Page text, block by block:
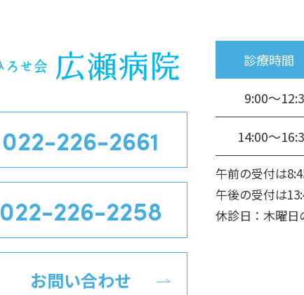
022-226-2661
022-226-2258
お問い合わせ
診療時間
9:00～
14:00～
午前の受付は
午後の受付は
休診日：木曜日